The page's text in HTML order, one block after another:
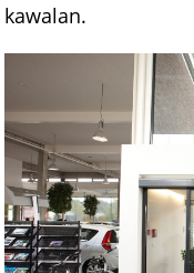
kawalan.